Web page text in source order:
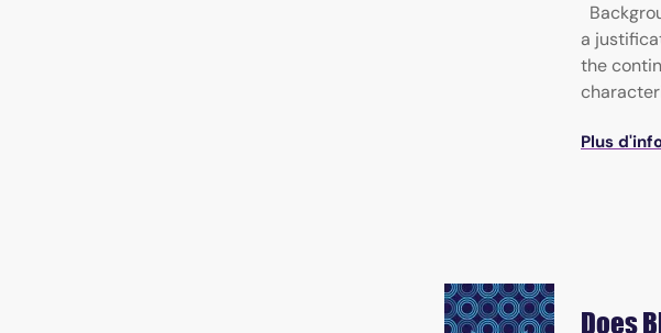
a
the
Plus
Does